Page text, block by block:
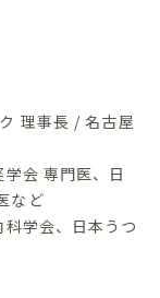
理事長 / 名古屋
会 専門医、日
など
学会、日本うつ